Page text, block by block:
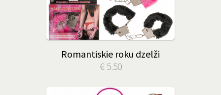
Romantiskie roku dzelži
€ 5.50